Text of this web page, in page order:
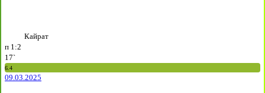
Кайрат
п 1:2
17`
6.4
09.03.2025